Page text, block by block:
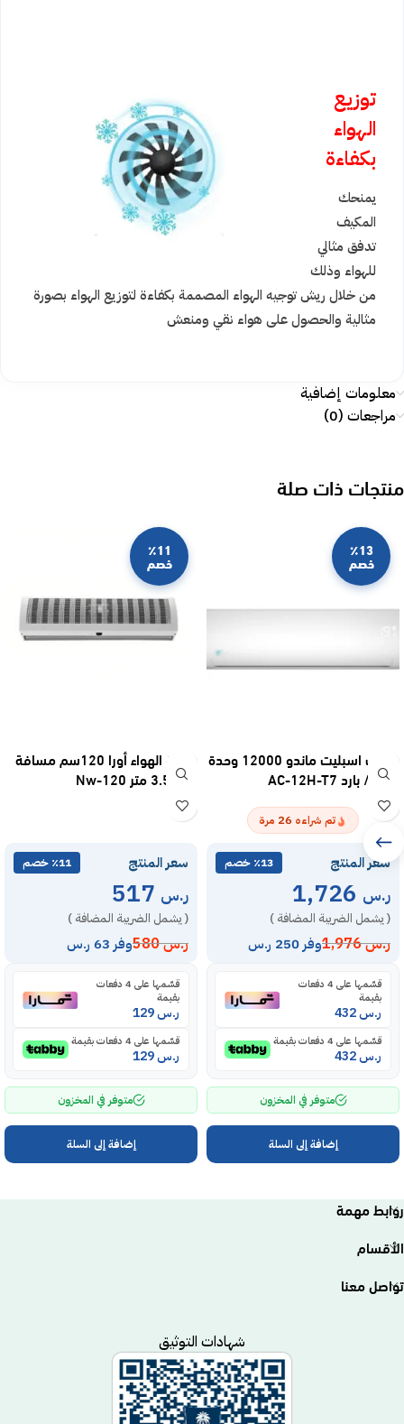
توزيع
الهواء
بكفاءة
يمنحك
المكيف
تدفق مثالي
للهواء وذلك
من خلال ريش توجيه الهواء المصممة بكفاءة لتوزيع الهواء بصورة
مثالية والحصول على هواء نقي ومنعش
معلومات إضافية
مراجعات (0)
منتجات ذات صلة
٪13
خصم
مكيف اسبليت ماندو 12000 وحدة
– حار / بارد AC-12H-T7
تم شراءه 26 مرة
سعر المنتج ٪13 خصم
ر.س
( يشمل الضريبة المضافة )
ر.س1,976 وفر 250 ر.س
قسّمها على 4 دفعات
بقيمة
ر.س
قسّمها على 4 دفعات بقيمة
ر.س
متوفر في المخزون
إضافة إلى السلة
٪11
خصم
ستارة الهواء أورا 120سم مسافة
دفع 3.5 متر Nw-120
سعر المنتج ٪11 خصم
ر.س
( يشمل الضريبة المضافة )
ر.س580 وفر 63 ر.س
قسّمها على 4 دفعات
بقيمة
ر.س
قسّمها على 4 دفعات بقيمة
ر.س
متوفر في المخزون
إضافة إلى السلة
روابط مهمة
الأقسام
تواصل معنا
شهادات التوثيق